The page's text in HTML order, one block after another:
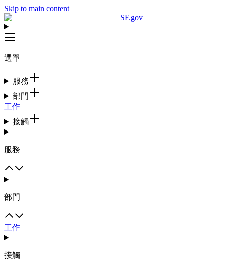
Skip to main content
SF.gov
選單
服務
部門
工作
接觸
服務
部門
工作
接觸